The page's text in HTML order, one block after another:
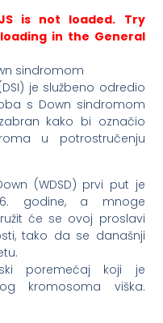
is not loaded. Try
in the General
sindromom
je službeno odredio
s Down sindromom
kako bi označio
u potrostručenju
(WDSD) prvi put je
godine, a mnoge
će se ovoj proslavi
tako da se današnji
poremećaj koji je
kromosoma viška.